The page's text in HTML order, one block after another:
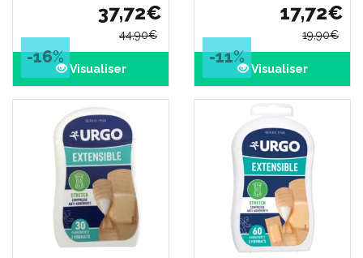
37,72€
44,90€
-16%
Visualiser
17,72€
19,90€
-11%
Visualiser